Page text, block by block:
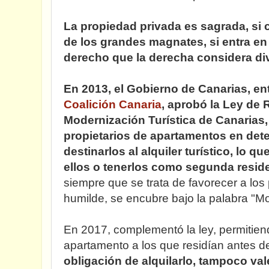
La propiedad privada es sagrada, si
de los grandes magnates, si entra
derecho que la derecha considera
En 2013, el Gobierno de Canarias,
Coalición Canaria, aprobó la Ley de
Modernización Turística de
propietarios de apartamentos en
destinarlos al alquiler turístico, lo
ellos o tenerlos como segunda
siempre que se trata de favorecer a
humilde, se encubre bajo la palabra
En 2017, complementó la ley,
apartamento a los que residían antes
obligación de alquilarlo, tampoco